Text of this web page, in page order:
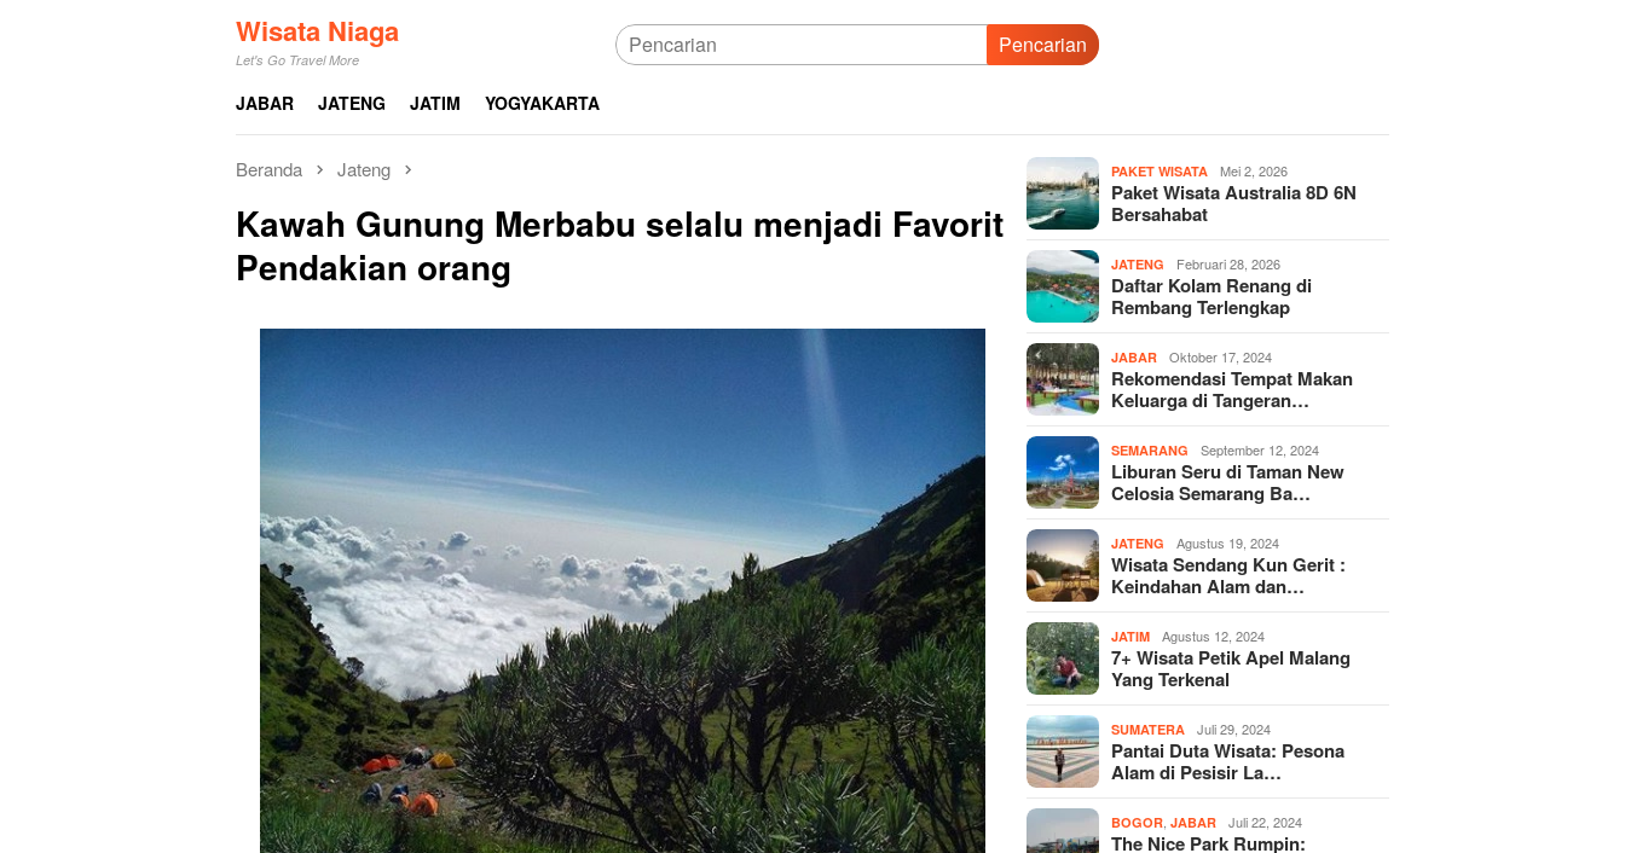
Wisata Niaga
Let's Go Travel More
Pencarian
JABAR JATENG JATIM YOGYAKARTA
Beranda Jateng
Kawah Gunung Merbabu selalu menjadi Favorit
Pendakian orang
PAKET WISATA Mei 2, 2026
Paket Wisata Australia 8D 6N
Bersahabat
JATENG Februari 28, 2026
Daftar Kolam Renang di
Rembang Terlengkap
JABAR Oktober 17, 2024
Rekomendasi Tempat Makan
Keluarga di Tangeran…
SEMARANG September 12, 2024
Liburan Seru di Taman New
Celosia Semarang Ba…
JATENG Agustus 19, 2024
Wisata Sendang Kun Gerit :
Keindahan Alam dan…
JATIM Agustus 12, 2024
7+ Wisata Petik Apel Malang
Yang Terkenal
SUMATERA Juli 29, 2024
Pantai Duta Wisata: Pesona
Alam di Pesisir La…
BOGOR ,JABAR Juli 22, 2024
The Nice Park Rumpin: